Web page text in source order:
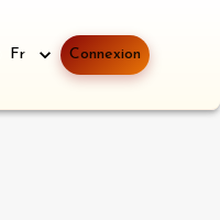
Fr Connexion